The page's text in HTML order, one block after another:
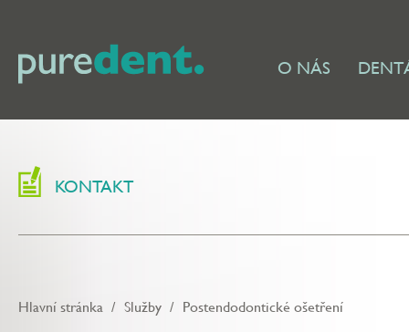
O NÁS
KONTAKT
Hlavní stránka / Služby / Postendodontické ošetření